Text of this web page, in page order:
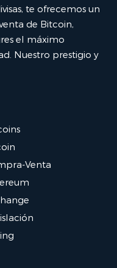
te ofrecemos un
de Bitcoin,
el máximo
Nuestro prestigio y
Venta